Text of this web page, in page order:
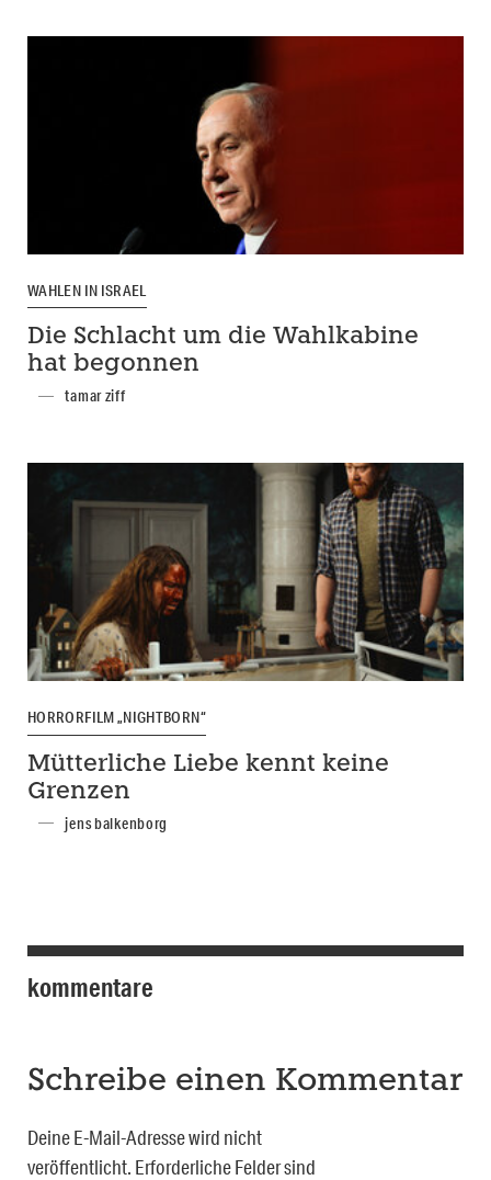
WAHLEN IN ISRAEL
Die Schlacht um die Wahlkabine
hat begonnen
tamar ziff
HORRORFILM „NIGHTBORN“
Mütterliche Liebe kennt keine
Grenzen
jens balkenborg
kommentare
Schreibe einen Kommentar
Deine E-Mail-Adresse wird nicht
veröffentlicht. Erforderliche Felder sind